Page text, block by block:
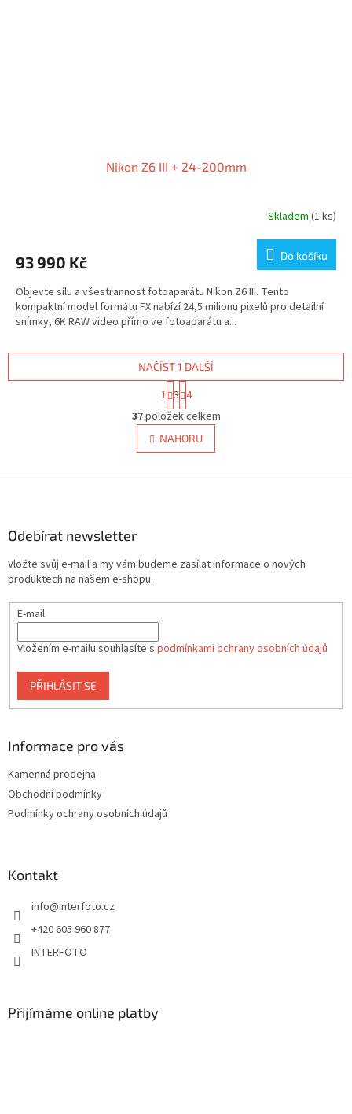
Nikon Z6 III + 24-200mm
Skladem (1 ks)
93 990 Kč Do košíku
Objevte sílu a všestrannost fotoaparátu Nikon Z6 III. Tento
kompaktní model formátu FX nabízí 24,5 milionu pixelů pro detailní
snímky, 6K RAW video přímo ve fotoaparátu a...
O
v
l
á
v
k
v
i
NAČÍST 1 DALŠÍ
S
t
r
á
n
k
v
1 3 4
37položek celkem
NAHORU
Odebírat newsletter
Vložte svůj e-mail a my vám budeme zasílat informace o nových
produktech na našem e-shopu.
E-mail
Vložením e-mailu souhlasíte s podmínkami ochrany osobních údajů
PŘIHLÁSIT SE
Informace pro vás
Kamenná prodejna
Obchodní podmínky
Podmínky ochrany osobních údajů
Kontakt
info@interfoto.cz
+420 605 960 877
INTERFOTO
Přijímáme online platby